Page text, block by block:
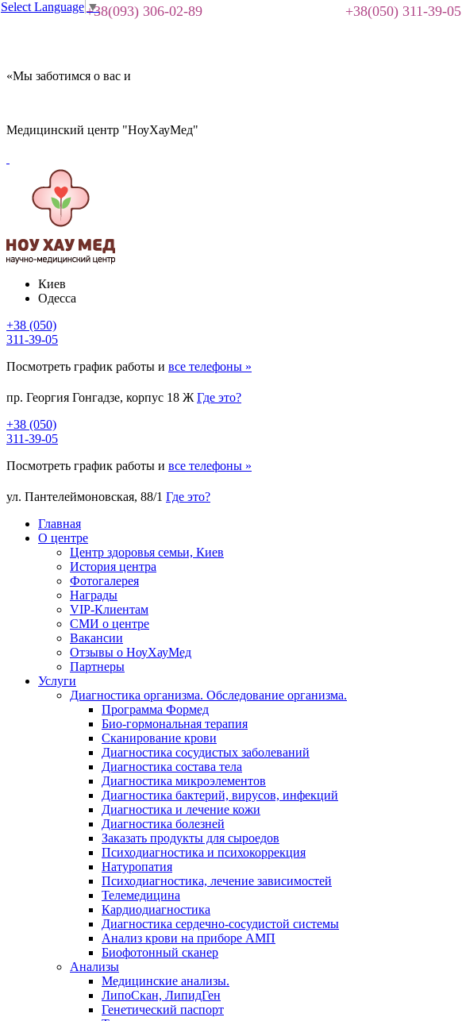
+38(093) 306-02-89 +38(050) 311-39-05
«Мы заботимся о вас и
Медицинский центр "НоуХауМед"
Киев
Одесса
+38 (050)
311-39-05
Посмотреть график работы и все телефоны »
пр. Георгия Гонгадзе, корпус 18 Ж Где это?
+38 (050)
311-39-05
Посмотреть график работы и все телефоны »
ул. Пантелеймоновская, 88/1 Где это?
Главная
О центре
Центр здоровья семьи, Киев
История центра
Фотогалерея
Награды
VIP-Клиентам
СМИ о центре
Вакансии
Отзывы о НоуХауМед
Партнеры
Услуги
Диагностика организма. Обследование организма.
Программа Формед
Био-гормональная терапия
Сканирование крови
Диагностика сосудистых заболеваний
Диагностика состава тела
Диагностика микроэлементов
Диагностика бактерий, вирусов, инфекций
Диагностика и лечение кожи
Диагностика болезней
Заказать продукты для сыроедов
Психодиагностика и психокоррекция
Натуропатия
Психодиагностика, лечение зависимостей
Телемедицина
Кардиодиагностика
Диагностика сердечно-сосудистой системы
Анализ крови на приборе АМП
Биофотонный сканер
Анализы
Медицинские анализы.
ЛипоСкан, ЛипидГен
Генетический паспорт
Select Language ▼